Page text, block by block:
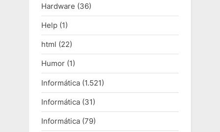
Hardware (36)
Help (1)
html (22)
Humor (1)
Informática (1.521)
Informática (31)
Informática (79)